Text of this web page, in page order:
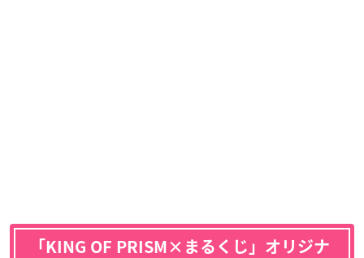
「KING OF PRISM×まるくじ」オリジナ